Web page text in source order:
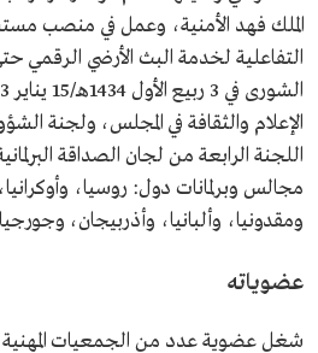
الملك فهد الأمنية، وعمل في منصب
التفاعلية لخدمة البث الأرضي
الإعلام والثقافة في المجلس، ولجنة
اللجنة الرابعة من لجان الصداقة
مجالس وبرلمانات دول: روسيا،
ومقدونيا، وألبانيا، وأذربيجان،
عضوياته
شغل عضوية عدد من الجمعيات المهنية